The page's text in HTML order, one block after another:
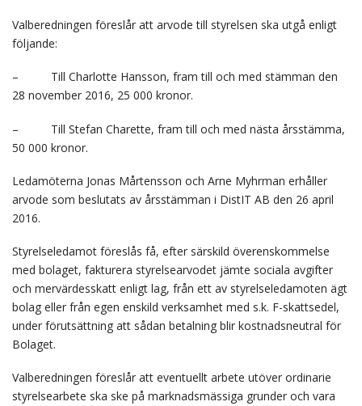
Valberedningen föreslår att arvode till styrelsen ska utgå enligt
följande:
–
Till Charlotte Hansson, fram till och med stämman den
28 november 2016, 25 000 kronor.
–
Till Stefan Charette, fram till och med nästa årsstämma,
50 000 kronor.
Ledamöterna Jonas Mårtensson och Arne Myhrman erhåller
arvode som beslutats av årsstämman i DistIT AB den 26 april
2016.
Styrelseledamot föreslås få, efter särskild överenskommelse
med bolaget, fakturera styrelsearvodet jämte sociala avgifter
och mervärdesskatt enligt lag, från ett av styrelseledamoten ägt
bolag eller från egen enskild verksamhet med s.k. F-skattsedel,
under förutsättning att sådan betalning blir kostnadsneutral för
Bolaget.
Valberedningen föreslår att eventuellt arbete utöver ordinarie
styrelsearbete ska ske på marknadsmässiga grunder och vara